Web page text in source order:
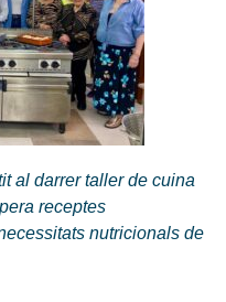
al darrer taller de cuina
receptes
nutricionals de